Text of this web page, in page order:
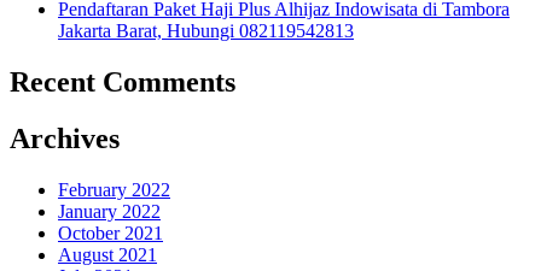
Pendaftaran Paket Haji Plus Alhijaz Indowisata di Tambora
Jakarta Barat, Hubungi 082119542813
Recent Comments
Archives
February 2022
January 2022
October 2021
August 2021